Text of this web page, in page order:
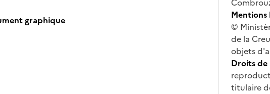
graphique
Mentions
©
de la
objets
Droits
titulaire